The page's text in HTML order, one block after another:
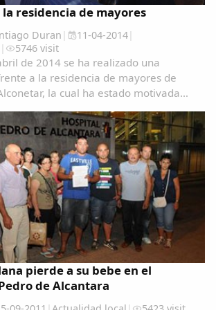
la residencia de mayores
Duran | 11-04-2014|
| 5746 visit
de 2014 se ha realizado una
a la residencia de mayores de
la cual ha estado motivada
al haberse llevado acabo el
luces improcedente, de...
pierde a su bebe en el
de Alcantara